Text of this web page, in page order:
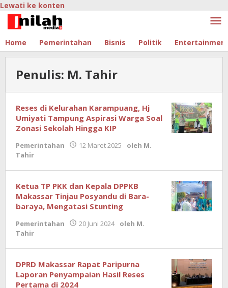
Lewati ke konten
Home Pemerintahan Bisnis Politik
Penulis: M. Tahir
Reses di Kelurahan Karampuang, Hj
Umiyati Tampung Aspirasi Warga Soal
Zonasi Sekolah Hingga KIP
Pemerintahan 12 Maret 2025 oleh M.
Tahir
Ketua TP PKK dan Kepala DPPKB
Makassar Tinjau Posyandu di Bara-
baraya, Mengatasi Stunting
Pemerintahan 20 Juni 2024 oleh M.
Tahir
DPRD Makassar Rapat Paripurna
Laporan Penyampaian Hasil Reses
Pertama di 2024